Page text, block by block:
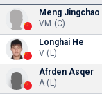
Meng Jingchao
VM (C)
Longhai He
V (L)
Afrden Asqer
A (L)